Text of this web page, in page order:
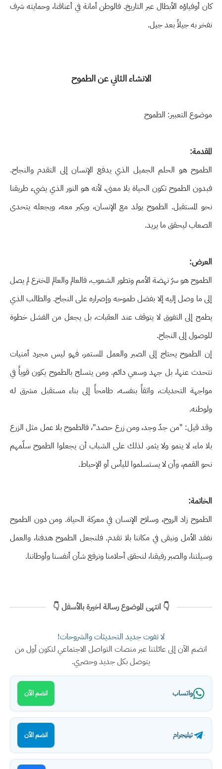
كان أوفياؤه الأبطال عبر التاريخ. فالوطن أمانة في أعناقنا، وحمايته شرف
نفخر به جيلاً بعد جيل.
الانشاء الثاني عن الطموح
موضوع التعبير: الطموح
المقدمة:
الطموح هو الحلم الجميل الذي يدفع الإنسان إلى التقدم والنجاح.
فبدون الطموح تكون الحياة بلا معنى، لأنه هو النور الذي يضيء طريقنا
نحو المستقبل. الطموح يولد مع الإنسان، ويكبر معه، ويجعله يتحدى
الصعاب ليحقق ما يريد.
العرض:
الطموح هو سرّ نهضة الأمم وتطور الشعوب، فالعالم والعالم المخترع لم يصل
إلى ما وصل إليه إلا بفضل طموحه وإصراره على النجاح. والطالب الذي
يطمح إلى التفوق لا يتوقف عند العقبات، بل يجعل من الفشل خطوة
للوصول إلى النجاح.
إن الطموح يحتاج إلى الصبر والعمل المستمر، فهو ليس مجرد أمنيات
نتحدث عنها، بل جهد وسعي دائم. ومن يتسلح بالطموح يكون قوياً في
مواجهة التحديات، واثقاً بنفسه، طامحاً إلى بناء مستقبل مشرق له
ولوطنه.
وقد قيل: "من جدّ وجد، ومن زرع حصد"، فالطموح بلا عمل مثل الزرع
بلا ماء، لا ينمو ولا يثمر. لذلك على الشباب أن يجعلوا الطموح سلّمهم
نحو القمم، وأن لا يستسلموا لليأس أو الإحباط.
الخاتمة:
الطموح زاد الروح، وسلاح الإنسان في معركة الحياة. ومن دون الطموح
نفقد الأمل ونبقى في مكاننا بلا تقدم. فلنجعل الطموح هدفنا، والعمل
وسيلتنا، والصبر رفيقنا، لنحقق أحلامنا ونرفع شأن أنفسنا وأوطاننا.
👇 انتهى الموضوع رسالة اخيرة بالأسفل 👇
لا تفوت جديد التحديثات والشروحات!
انضم الآن إلى عائلتنا عبر منصات التواصل الاجتماعي لتكون أول من
يتوصل بكل جديد وحصري.
واتساب انضم الآن
تيليجرام انضم الآن